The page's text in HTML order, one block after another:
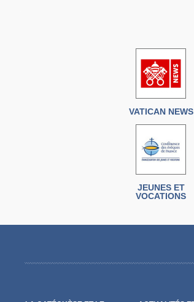
VATICAN NEWS
JEUNES ET
VOCATIONS